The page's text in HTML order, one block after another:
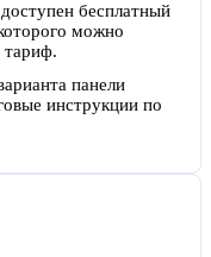
бесплатный
можно
тариф.
панели
инструкции по